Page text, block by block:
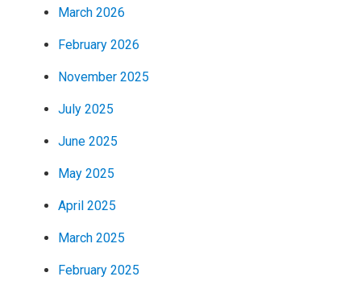
March 2026
February 2026
November 2025
July 2025
June 2025
May 2025
April 2025
March 2025
February 2025